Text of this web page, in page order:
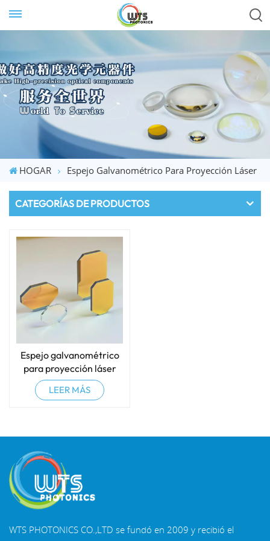
HOGAR Espejo Galvanométrico Para Proyección Láser
CATEGORÍAS DE PRODUCTOS
Espejo galvanométrico
para proyección láser
LEER MÁS
WTS PHOTONICS CO.,LTD se fundó en 2009 y recibió el